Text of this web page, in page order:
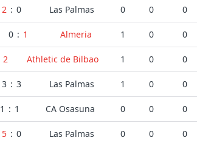
2 : 0 Las Palmas 0 0 0
0 : 1 Almeria 1 0 0
2 Athletic de Bilbao 1 0 0
3 : 3 Las Palmas 1 0 0
1 : 1 CA Osasuna 0 0 0
5 : 0 Las Palmas 0 0 0